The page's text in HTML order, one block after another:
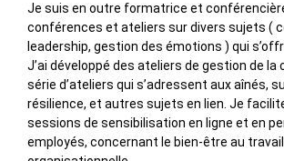
Je suis en outre formatrice et
conférences et ateliers sur divers sujets (
leadership, gestion des émotions ) qui
J’ai développé des ateliers de gestion de la
série d’ateliers qui s’adressent aux aînés,
résilience, et autres sujets en lien. Je
sessions de sensibilisation en ligne et en
employés, concernant le bien-être au